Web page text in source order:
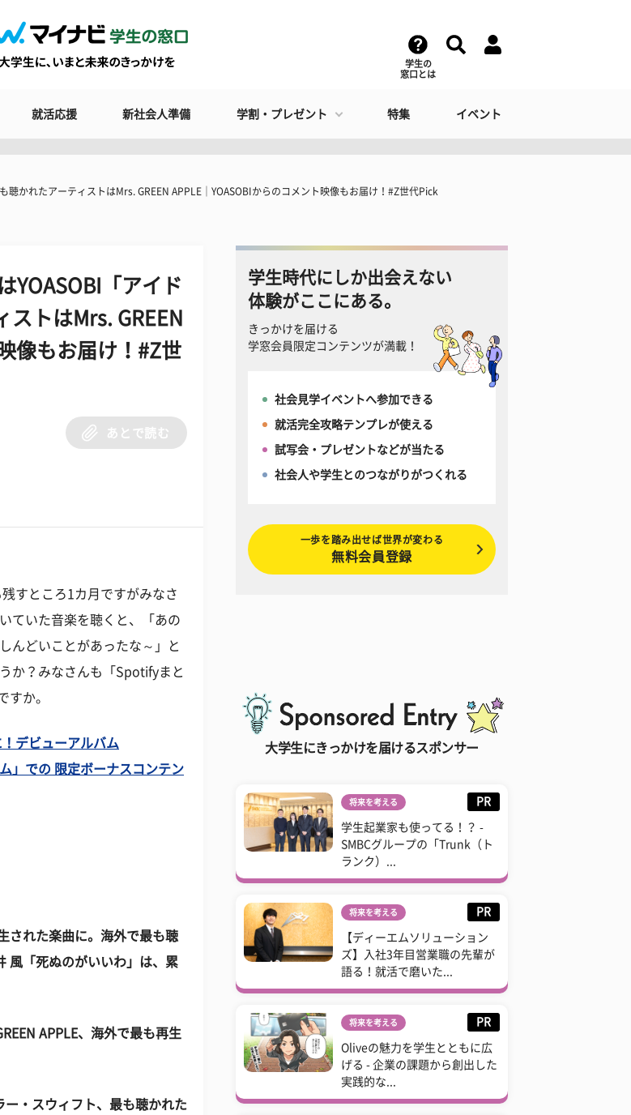
学生の
窓口とは
就活応援 新社会人準備 学割・プレゼント 特集 イベント
かれたアーティストはMrs. GREEN APPLE｜YOASOBIからのコメント映像もお届け！#Z世代Pick
YOASOBI「アイド
トはMrs. GREEN
像もお届け！#Z世
あとで読む
すところ1カ月ですがみなさ
ていた音楽を聴くと、「あの
んどいことがあったな～」と
か？みなさんも「Spotifyまと
すか。
デビューアルバム
」での 限定ボーナスコンテン
された楽曲に。海外で最も聴
風「死ぬのがいいわ」は、累
APPLE、海外で最も再生
・スウィフト、最も聴かれた
学生時代にしか出会えない
体験がここにある。
きっかけを届ける
学窓会員限定コンテンツが満載！
社会見学イベントへ参加できる
就活完全攻略テンプレが使える
試写会・プレゼントなどが当たる
社会人や学生とのつながりがつくれる
一歩を踏み出せば世界が変わる
無料会員登録
大学生にきっかけを届けるスポンサー
将来を考える PR
学生起業家も使ってる！？ -
SMBCグループの「Trunk（ト
ランク）...
将来を考える PR
【ディーエムソリューション
ズ】入社3年目営業職の先輩が
語る！就活で磨いた...
将来を考える PR
Oliveの魅力を学生とともに広
げる - 企業の課題から創出した
実践的な...